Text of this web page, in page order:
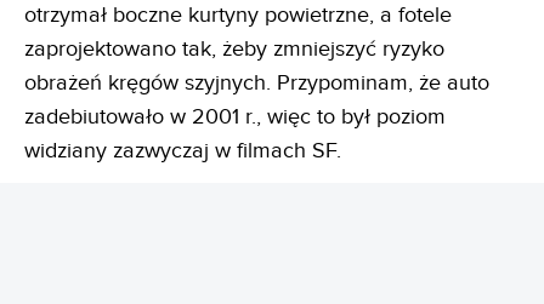
otrzymał boczne kurtyny powietrzne, a fotele
zaprojektowano tak, żeby zmniejszyć ryzyko
obrażeń kręgów szyjnych. Przypominam, że auto
zadebiutowało w 2001 r., więc to był poziom
widziany zazwyczaj w filmach SF.